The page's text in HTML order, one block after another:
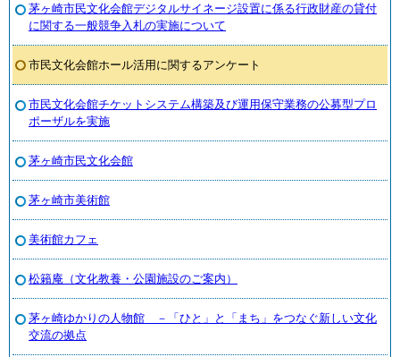
茅ヶ崎市民文化会館デジタルサイネージ設置に係る行政財産の貸付
に関する一般競争入札の実施について
市民文化会館ホール活用に関するアンケート
市民文化会館チケットシステム構築及び運用保守業務の公募型プロ
ポーザルを実施
茅ヶ崎市民文化会館
茅ヶ崎市美術館
美術館カフェ
松籟庵（文化教養・公園施設のご案内）
茅ヶ崎ゆかりの人物館 －「ひと」と「まち」をつなぐ新しい文化
交流の拠点